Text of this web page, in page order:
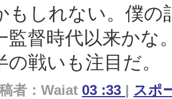
もしれない。僕
監督時代以来かな
の戦いも注目だ。
者：Waiat 03 :33 | スポ